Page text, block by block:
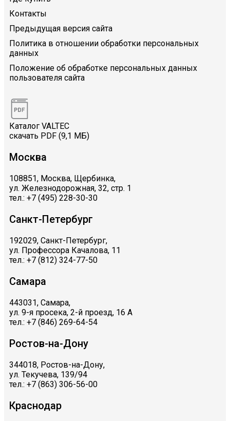
Контакты
Предыдущая версия сайта
Политика в отношении обработки персональных
данных
Положение об обработке персональных данных
пользователя сайта
Каталог VALTEC
скачать PDF (9,1 МБ)
Москва
108851, Москва, Щербинка,
ул. Железнодорожная, 32, стр. 1
тел.: +7 (495) 228-30-30
Санкт-Петербург
192029, Санкт-Петербург,
ул. Профессора Качалова, 11
тел.: +7 (812) 324-77-50
Самара
443031, Самара,
ул. 9-я просека, 2-й проезд, 16 А
тел.: +7 (846) 269-64-54
Ростов-на-Дону
344018, Ростов-на-Дону,
ул. Текучева, 139/94
тел.: +7 (863) 306-56-00
Краснодар